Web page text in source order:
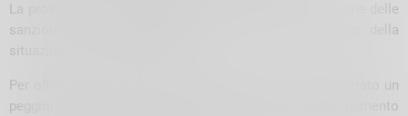
La prosecuzione del
e la progressiva applicazione delle
sanzioni internazionali hanno determinato un aggravio della
situazione già di per sé difficile.
Per oltre i due quinti del campione (42,6%) è stato registrato un
peggioramento delle criticità riguardanti l’approvvigionamento